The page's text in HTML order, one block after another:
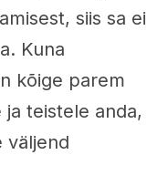
siis sa ei
Kuna
kõige parem
teistele anda,
väljend